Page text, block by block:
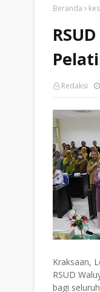
Beranda
Redaksi
Kraksaan,
RSUD
bagi